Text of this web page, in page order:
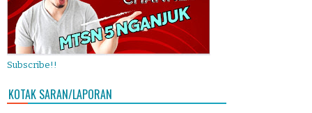
Subscribe!!
KOTAK SARAN/LAPORAN